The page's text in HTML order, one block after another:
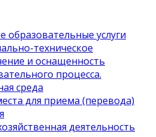
образовательные услуги
техническое
и оснащенность
процесса.
среда
для приема (перевода)
деятельность